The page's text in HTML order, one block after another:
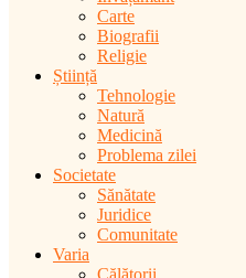
Carte
Biografii
Religie
Știință
Tehnologie
Natură
Medicină
Problema zilei
Societate
Sănătate
Juridice
Comunitate
Varia
Călătorii